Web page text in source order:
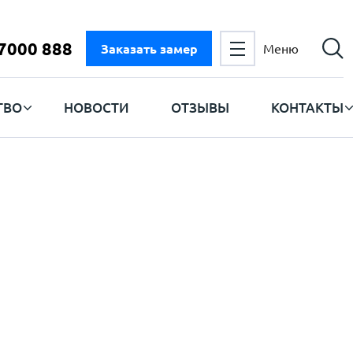
888 Заказать замер Меню
НОВОСТИ ОТЗЫВЫ КОНТАКТЫ